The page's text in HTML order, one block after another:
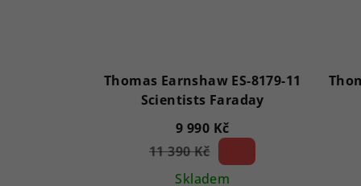
Thomas Earnshaw ES-8179-11
Scientists Faraday
9 990 Kč
11 390 Kč
Skladem